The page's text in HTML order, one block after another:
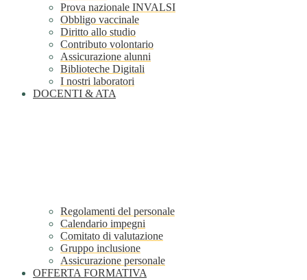
Prova nazionale INVALSI
Obbligo vaccinale
Diritto allo studio
Contributo volontario
Assicurazione alunni
Biblioteche Digitali
I nostri laboratori
DOCENTI & ATA
Regolamenti del personale
Calendario impegni
Comitato di valutazione
Gruppo inclusione
Assicurazione personale
OFFERTA FORMATIVA